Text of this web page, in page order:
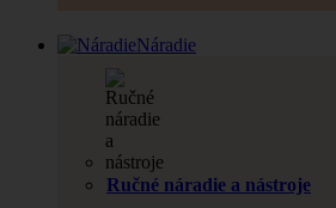
Náradie
Ručné náradie a nástroje